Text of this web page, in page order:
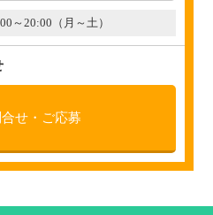
～20:00（月～土）
せ・ご応募